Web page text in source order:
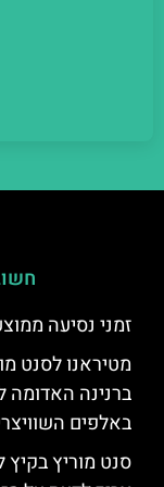
זמני נסיעה
מטיראנו לסנט
ברנינה האדומה
באלפים
סנט מוריץ